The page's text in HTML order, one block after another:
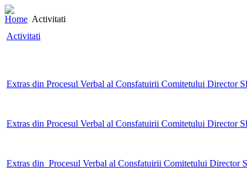
Home Activitati
Activitati
Extras din Procesul Verbal al Consfatuirii Comitetului Director
Extras din Procesul Verbal al Consfatuirii Comitetului Director
Extras din Procesul Verbal al Consfatuirii Comitetului Director